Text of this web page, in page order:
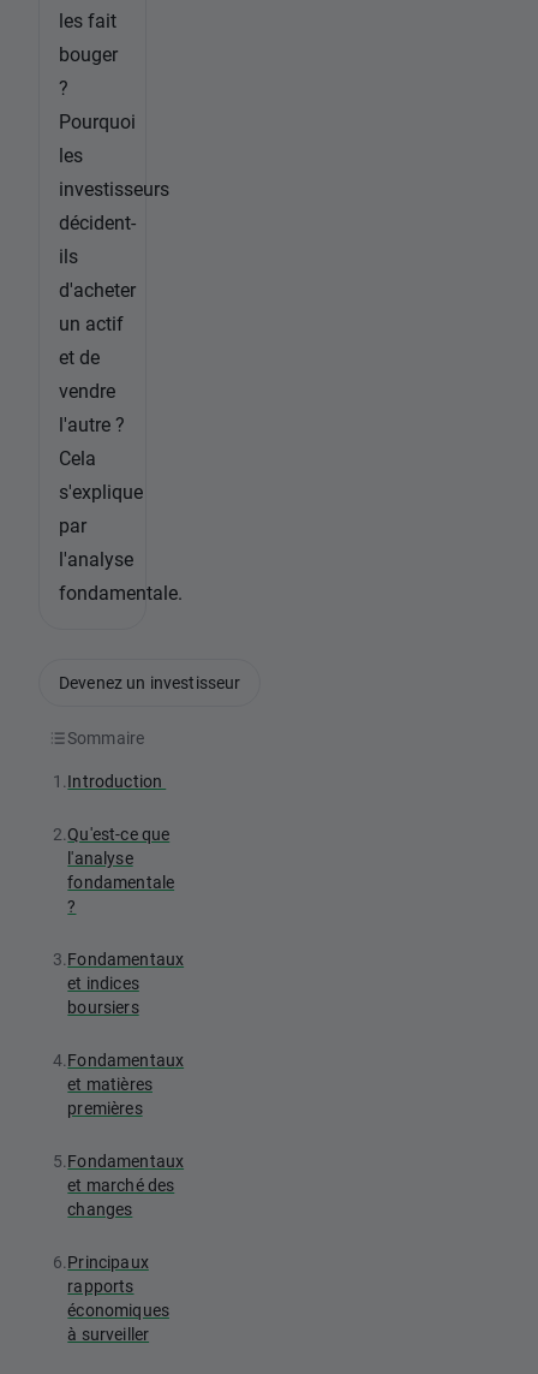
les fait
bouger
?
Pourquoi
les
investisseurs
décident-
ils
d'acheter
un actif
et de
vendre
l'autre ?
Cela
s'explique
par
l'analyse
fondamentale.
Sommaire
1.Introduction
2.Qu'est-ce que
l'analyse
fondamentale
?
3.Fondamentaux
et indices
boursiers
4.Fondamentaux
et matières
premières
5.Fondamentaux
et marché des
changes
6.Principaux
rapports
économiques
à surveiller
Devenez un investisseur